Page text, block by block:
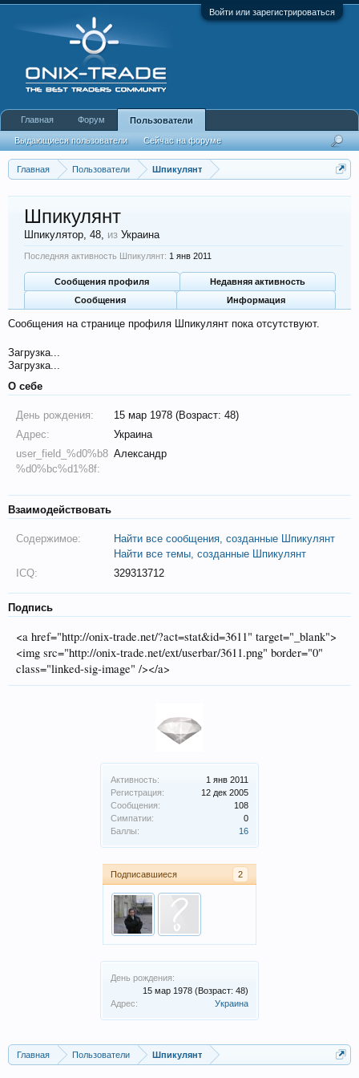
Войти или зарегистрироваться
Главная Пользователи Шпикулянт
Активность:
1 янв 2011
Регистрация:
12 дек 2005
Сообщения:
108
Симпатии:
0
Баллы:
16
Подписавшиеся 2
День рождения:
15 мар 1978 (Возраст: 48)
Адрес:
Украина
Шпикулянт
Шпикулятор, 48, из Украина
Последняя активность Шпикулянт: 1 янв 2011
Сообщения профиля
Недавняя активность
Сообщения
Информация
Сообщения на странице профиля Шпикулянт пока отсутствуют.
Загрузка...
Загрузка...
О себе
День рождения:
15 мар 1978 (Возраст: 48)
Адрес:
Украина
user_field_%d0%b8
%d0%bc%d1%8f:
Александр
Взаимодействовать
Содержимое:
Найти все сообщения, созданные Шпикулянт
Найти все темы, созданные Шпикулянт
ICQ:
329313712
Подпись
<a href="http://onix-trade.net/?act=stat&id=3611" target="_blank">
<img src="http://onix-trade.net/ext/userbar/3611.png" border="0"
class="linked-sig-image" /></a>
Главная Пользователи Шпикулянт
Главная Форум Пользователи
Выдающиеся пользователи Сейчас на форуме
Недавняя активность Новые сообщения профиля